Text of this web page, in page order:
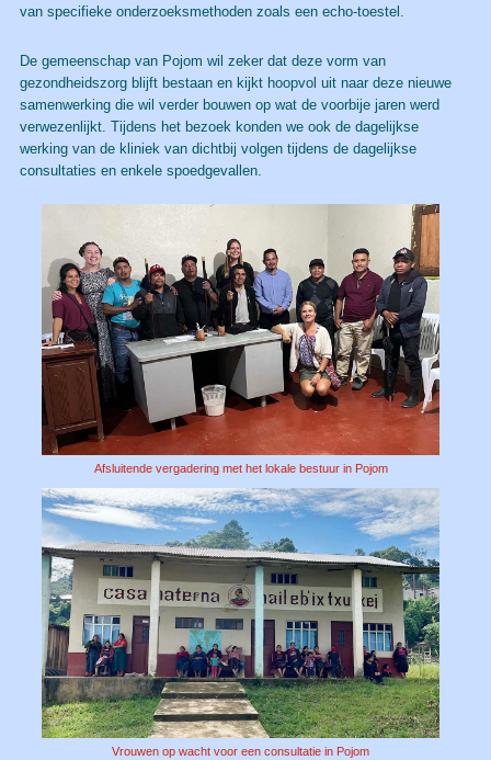
van specifieke onderzoeksmethoden zoals een echo-toestel.
De gemeenschap van Pojom wil zeker dat deze vorm van
gezondheidszorg blijft bestaan en kijkt hoopvol uit naar deze nieuwe
samenwerking die wil verder bouwen op wat de voorbije jaren werd
verwezenlijkt. Tijdens het bezoek konden we ook de dagelijkse
werking van de kliniek van dichtbij volgen tijdens de dagelijkse
consultaties en enkele spoedgevallen.
Afsluitende vergadering met het lokale bestuur in Pojom
Vrouwen op wacht voor een consultatie in Pojom